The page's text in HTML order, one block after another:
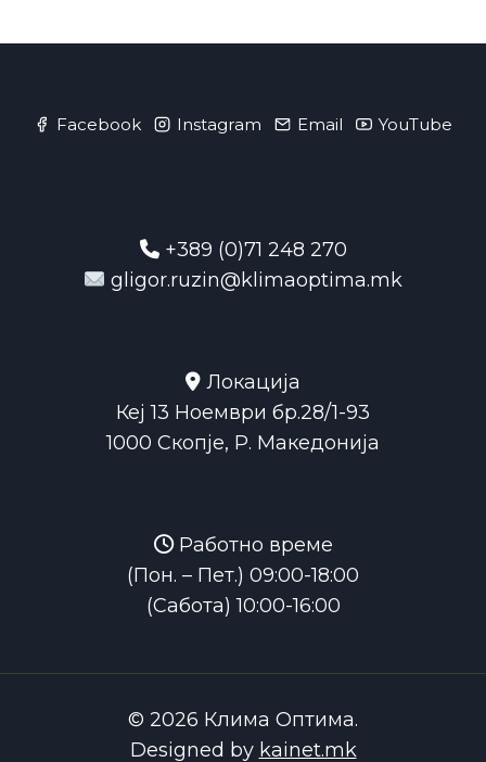
Facebook Instagram Email YouTube
+389 (0)71 248 270
gligor.ruzin@klimaoptima.mk
Локација
Кеј 13 Ноември бр.28/1-93
1000 Скопје, Р. Македонија
Работно време
(Пон. – Пет.) 09:00-18:00
(Сабота) 10:00-16:00
© 2026 Клима Оптима.
Designed by kainet.mk